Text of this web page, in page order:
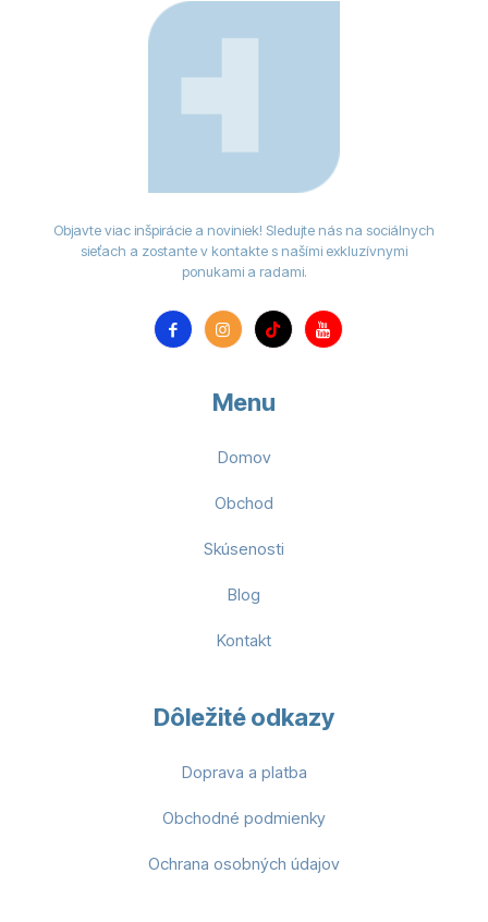
Objavte viac inšpirácie a noviniek! Sledujte nás na sociálnych
sieťach a zostante v kontakte s našími exkluzívnymi
ponukami a radami.
Menu
Domov
Obchod
Skúsenosti
Blog
Kontakt
Dôležité odkazy
Doprava a platba
Obchodné podmienky
Ochrana osobných údajov